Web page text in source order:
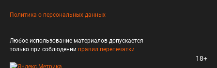
Политика о персональных данных
Любое использование материалов допускается
только при соблюдении правил перепечатки
18+